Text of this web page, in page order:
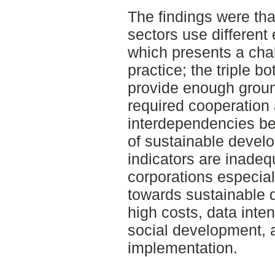
The findings were
sectors use different
which presents a
practice; the triple
provide enough
required
interdependencies
of sustainable
indicators are
corporations
towards sustainable
high costs, data
social development,
implementation.